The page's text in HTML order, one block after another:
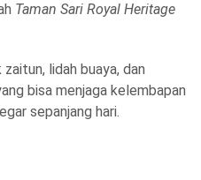
Taman Sari Royal Heritage
lidah buaya, dan
bisa menjaga kelembapan
sepanjang hari.